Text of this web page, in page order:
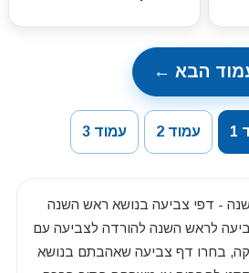
הבא ←
עמוד 2 עמוד 3
- דפי צביעה בנושא ראש השנה
לראש השנה להורדה לצביעה עם
בחרו דף צביעה שאהבתם בנושא